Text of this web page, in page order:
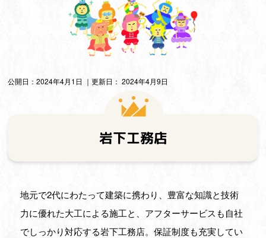
公開日：2024年4月1日 ｜更新日：2024年4月9日
岩下工務店
地元で2代にわたって建築に携わり、豊富な知識と技術
力に優れた大工による施工と、アフターサービスも自社
でしっかり対応する岩下工務店。保証制度も充実してい